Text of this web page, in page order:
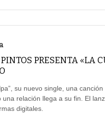
PRESENTA «LA
su nuevo single, una
una relación llega a su fin. El
digitales.